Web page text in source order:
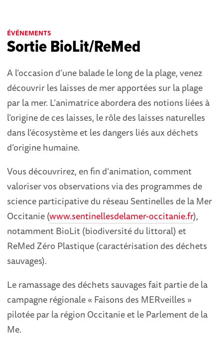
ÉVÉNEMENTS
Sortie BioLit/ReMed
A l’occasion d’une balade le long de la plage, venez
découvrir les laisses de mer apportées sur la plage
par la mer. L’animatrice abordera des notions liées à
l’origine de ces laisses, le rôle des laisses naturelles
dans l’écosystème et les dangers liés aux déchets
d’origine humaine.
Vous découvrirez, en fin d’animation, comment
valoriser vos observations via des programmes de
science participative du réseau Sentinelles de la Mer
Occitanie (www.sentinellesdelamer-occitanie.fr),
notamment BioLit (biodiversité du littoral) et
ReMed Zéro Plastique (caractérisation des déchets
sauvages).
Le ramassage des déchets sauvages fait partie de la
campagne régionale « Faisons des MERveilles »
pilotée par la région Occitanie et le Parlement de la
Me.